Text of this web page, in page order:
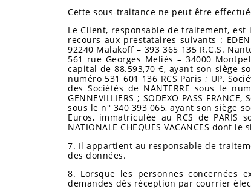
Cette sous-traitance ne peut être
Le Client, responsable de traitement,
recours aux prestataires suivants :
92240 Malakoff – 393 365 135 R.C.S.
561 rue Georges Meliés – 34000
capital de 88.593,70 €, ayant son siège
numéro 531 601 136 RCS Paris ; UP,
des Sociétés de NANTERRE sous le
GENNEVILLIERS ; SODEXO PASS
sous le n° 340 393 065, ayant son siège
Euros, immatriculée au RCS de PARIS
NATIONALE CHEQUES VACANCES dont
7. Il appartient au responsable de
des données.
8. Lorsque les personnes concernées
demandes dès réception par courrier